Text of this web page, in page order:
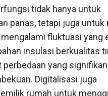
tidak hanya untuk
panas, tetapi juga untuk
fluktuasi yang
insulasi berkualitas
yang
Digitalisasi juga
rumah untuk